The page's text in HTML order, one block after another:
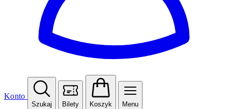
Konto
Szukaj Bilety Koszyk Menu